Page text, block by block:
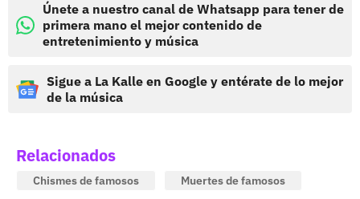
Únete a nuestro canal de Whatsapp para tener de
primera mano el mejor contenido de
entretenimiento y música
Sigue a La Kalle en Google y entérate de lo mejor
de la música
Relacionados
Chismes de famosos
Muertes de famosos